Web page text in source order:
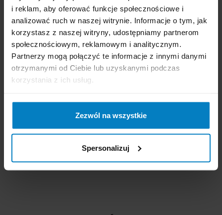
i reklam, aby oferować funkcje społecznościowe i
analizować ruch w naszej witrynie. Informacje o tym, jak
korzystasz z naszej witryny, udostępniamy partnerom
społecznościowym, reklamowym i analitycznym.
Partnerzy mogą połączyć te informacje z innymi danymi
otrzymanymi od Ciebie lub uzyskanymi podczas
korzystania z ich usług.
Zezwól na wszystkie
Spersonalizuj
Dostępne: 62 szt.
Cena brutto:
PLN
Dostępne: 146 szt.
Cena brutto: